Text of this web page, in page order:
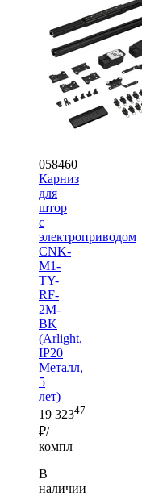
058460
Карниз
для
штор
с
электроприводом
CNK-
M1-
TY-
RF-
2M-
BK
(Arlight,
IP20
Металл,
5
лет)
19 32347
₽/
компл
В
наличии